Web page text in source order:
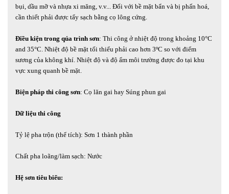
bụi, dầu mỡ và nhựa xi măng, v.v... Đối với bề mặt bẩn và bị phấn hoá,
cần thiết phải được tẩy sạch bằng cọ lông cứng.
Điều kiện trong qúa trình sơn: Thi công ở nhiệt độ trong khoảng 10°C
and 35°C. Nhiệt độ bề mặt tối thiểu phải cao hơn 3ºC so với điểm
sương của không khí. Nhiệt độ và độ ẩm môi trường được đo tại khu
vực xung quanh bề mặt.
Biện pháp thi công sơn: Cọ lăn gai hay Súng phun gai
Dữ liệu thi công
Tỷ lệ pha trộn (thể tích): Sơn 1 thành phần
Chất pha loãng/làm sạch: Nước
Hệ sơn tiêu biểu: